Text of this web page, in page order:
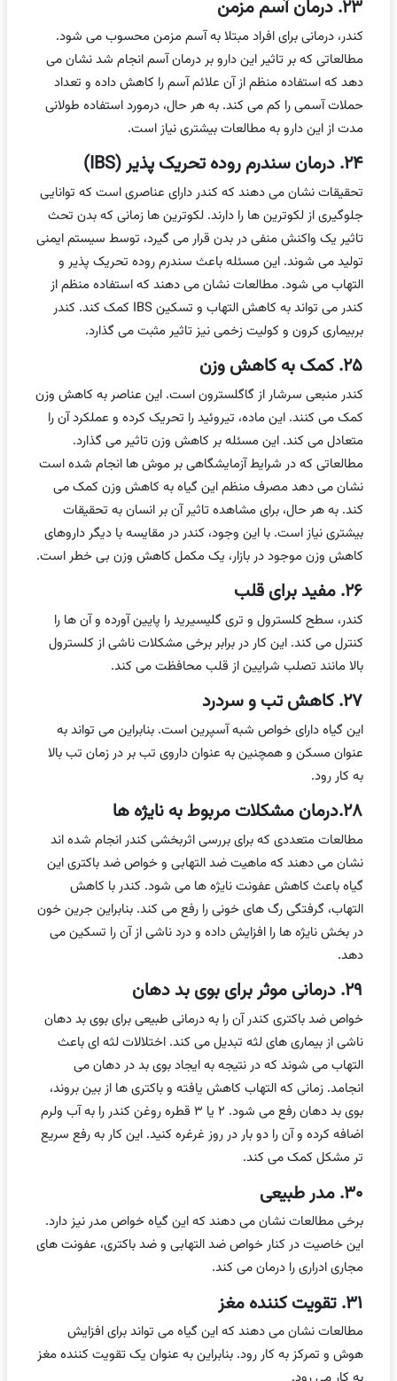
۲۳. درمان آسم مزمن
کندر، درمانی برای افراد مبتلا به آسم مزمن محسوب می شود.
مطالعاتی که بر تاثیر این دارو بر درمان آسم انجام شد نشان می
دهد که استفاده منظم از آن علائم آسم را کاهش داده و تعداد
حملات آسمی را کم می کند. به هر حال، درمورد استفاده طولانی
مدت از این دارو به مطالعات بیشتری نیاز است.
۲۴. درمان سندرم روده تحریک پذیر (IBS)
تحقیقات نشان می دهند که کندر دارای عناصری است که توانایی
جلوگیری از لکوترین ها را دارند. لکوترین ها زمانی که بدن تحث
تاثیر یک واکنش منفی در بدن قرار می گیرد، توسط سیستم ایمنی
تولید می شوند. این مسئله باعث سندرم روده تحریک پذیر و
التهاب می شود. مطالعات نشان می دهند که استفاده منظم از
کندر می تواند به کاهش التهاب و تسکین IBS کمک کند. کندر
بربیماری کرون و کولیت زخمی نیز تاثیر مثبت می گذارد.
۲۵. کمک به کاهش وزن
کندر منبعی سرشار از گاگلسترون است. این عناصر به کاهش وزن
کمک می کنند. این ماده، تیروئید را تحریک کرده و عملکرد آن را
متعادل می کند. این مسئله بر کاهش وزن تاثیر می گذارد.
مطالعاتی که در شرایط آزمایشگاهی بر موش ها انجام شده است
نشان می دهد مصرف منظم این گیاه به کاهش وزن کمک می
کند. به هر حال، برای مشاهده تاثیر آن بر انسان به تحقیقات
بیشتری نیاز است. با این وجود، کندر در مقایسه با دیگر داروهای
کاهش وزن موجود در بازار، یک مکمل کاهش وزن بی خطر است.
۲۶. مفید برای قلب
کندر، سطح کلسترول و تری گلیسیرید را پایین آورده و آن ها را
کنترل می کند. این کار در برابر برخی مشکلات ناشی از کلسترول
بالا مانند تصلب شرایین از قلب محافظت می کند.
۲۷. کاهش تب و سردرد
این گیاه دارای خواص شبه آسپرین است. بنابراین می تواند به
عنوان مسکن و همچنین به عنوان داروی تب بر در زمان تب بالا
به کار رود.
۲۸.درمان مشکلات مربوط به نایژه ها
مطالعات متعددی که برای بررسی اثربخشی کندر انجام شده اند
نشان می دهند که ماهیت ضد التهابی و خواص ضد باکتری این
گیاه باعث کاهش عفونت نایژه ها می شود. کندر با کاهش
التهاب، گرفتگی رگ های خونی را رفع می کند. بنابراین جرین خون
در بخش نایژه ها را افزایش داده و درد ناشی از آن را تسکین می
دهد.
۲۹. درمانی موثر برای بوی بد دهان
خواص ضد باکتری کندر آن را به درمانی طبیعی برای بوی بد دهان
ناشی از بیماری های لثه تبدیل می کند. اختلالات لثه ای باعث
التهاب می شوند که در نتیجه به ایجاد بوی بد در دهان می
انجامد. زمانی که التهاب کاهش یافته و باکتری ها از بین بروند،
بوی بد دهان رفع می شود. ۲ یا ۳ قطره روغن کندر را به آب ولرم
اضافه کرده و آن را دو بار در روز غرغره کنید. این کار به رفع سریع
تر مشکل کمک می کند.
۳۰. مدر طبیعی
برخی مطالعات نشان می دهند که این گیاه خواص مدر نیز دارد.
این خاصیت در کنار خواص ضد التهابی و ضد باکتری، عفونت های
مجاری ادراری را درمان می کند.
۳۱. تقویت کننده مغز
مطالعات نشان می دهند که این گیاه می تواند برای افزایش
هوش و تمرکز به کار رود. بنابراین به عنوان یک تقویت کننده مغز